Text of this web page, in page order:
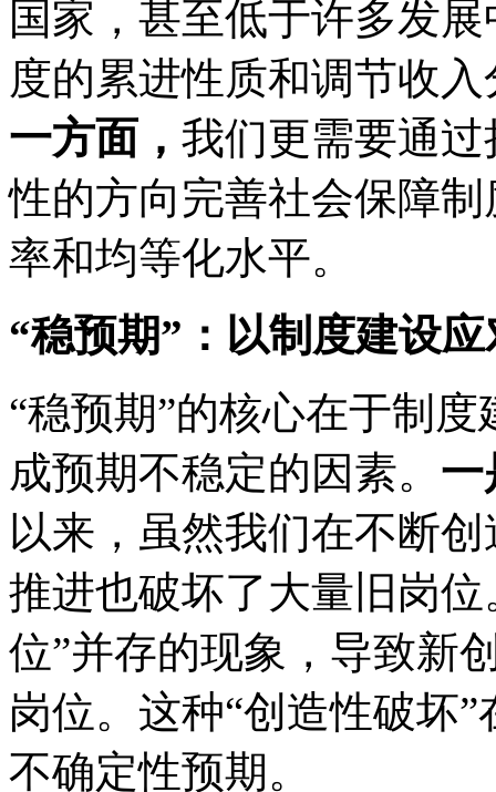
国家，甚至低于许多发
度的累进性质和调节收
一方面， 我们更需要通
性的方向完善社会保障
率和均等化水平。
“稳预期”：以制度建设
“稳预期”的核心在于制
成预期不稳定的因素。 一
以来，虽然我们在不断
推进也破坏了大量旧岗
位”并存的现象，导致新
岗位。这种“创造性破坏
不确定性预期。